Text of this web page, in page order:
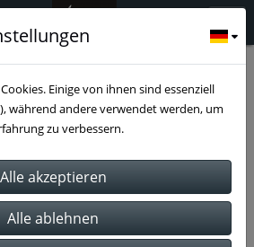
Einige von ihnen sind essenziell
während andere verwendet werden, um
zu verbessern.